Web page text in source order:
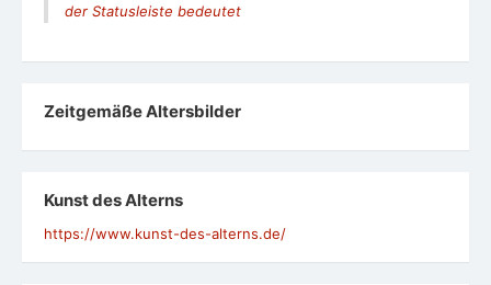
der Statusleiste bedeutet
Zeit­ge­mäße Alters­bil­der
Kunst des Alterns
https://www.kunst-des-alterns.de/